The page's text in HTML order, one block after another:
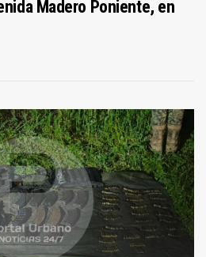
Madero Poniente, en